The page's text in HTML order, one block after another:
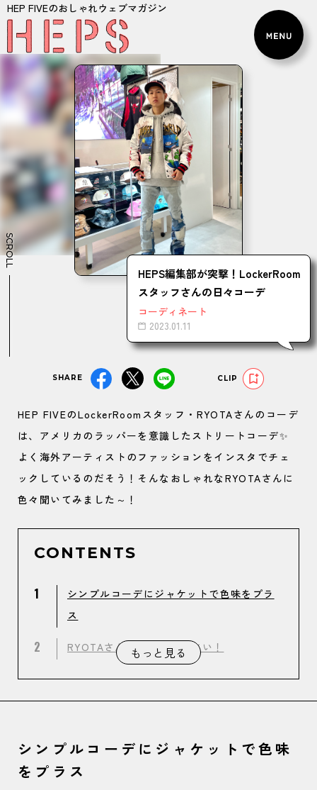
HEP FIVEのおしゃれウェブマガジン
HEPS編集部が突撃！LockerRoom
スタッフさんの日々コーデ
コーディネート
2023.01.11
SCROLL
SHARE CLIP
HEP FIVEのLockerRoomスタッフ・RYOTAさんのコーデ
は、アメリカのラッパーを意識したストリートコーデ✨
よく海外アーティストのファッションをインスタでチェ
ックしているのだそう！そんなおしゃれなRYOTAさんに
色々聞いてみました～！
CONTENTS
1
シンプルコーデにジャケットで色味をプラ
ス
2 RYOTAさん」教えてください！
もっと見る
シンプルコーデにジャケットで色味
をプラス